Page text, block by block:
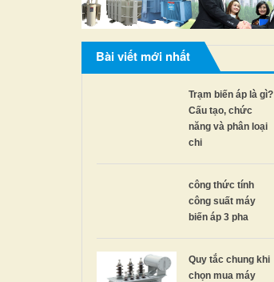
Bài viết mới nhất
Trạm biến áp là gì?
Cấu tạo, chức
năng và phân loại
chi
công thức tính
công suất máy
biến áp 3 pha
Quy tắc chung khi
chọn mua máy